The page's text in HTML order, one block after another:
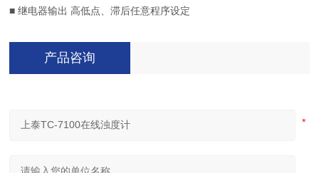
■ 继电器输出 高低点、滞后任意程序设定
产品咨询